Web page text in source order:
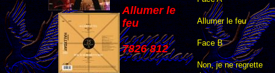
Allumer le
feu
7826 812
Allumer le feu
Face B
Non, je ne regrette